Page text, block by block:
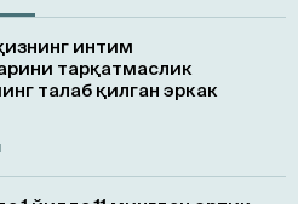
интим
тарқатмаслик
талаб қилган эркак